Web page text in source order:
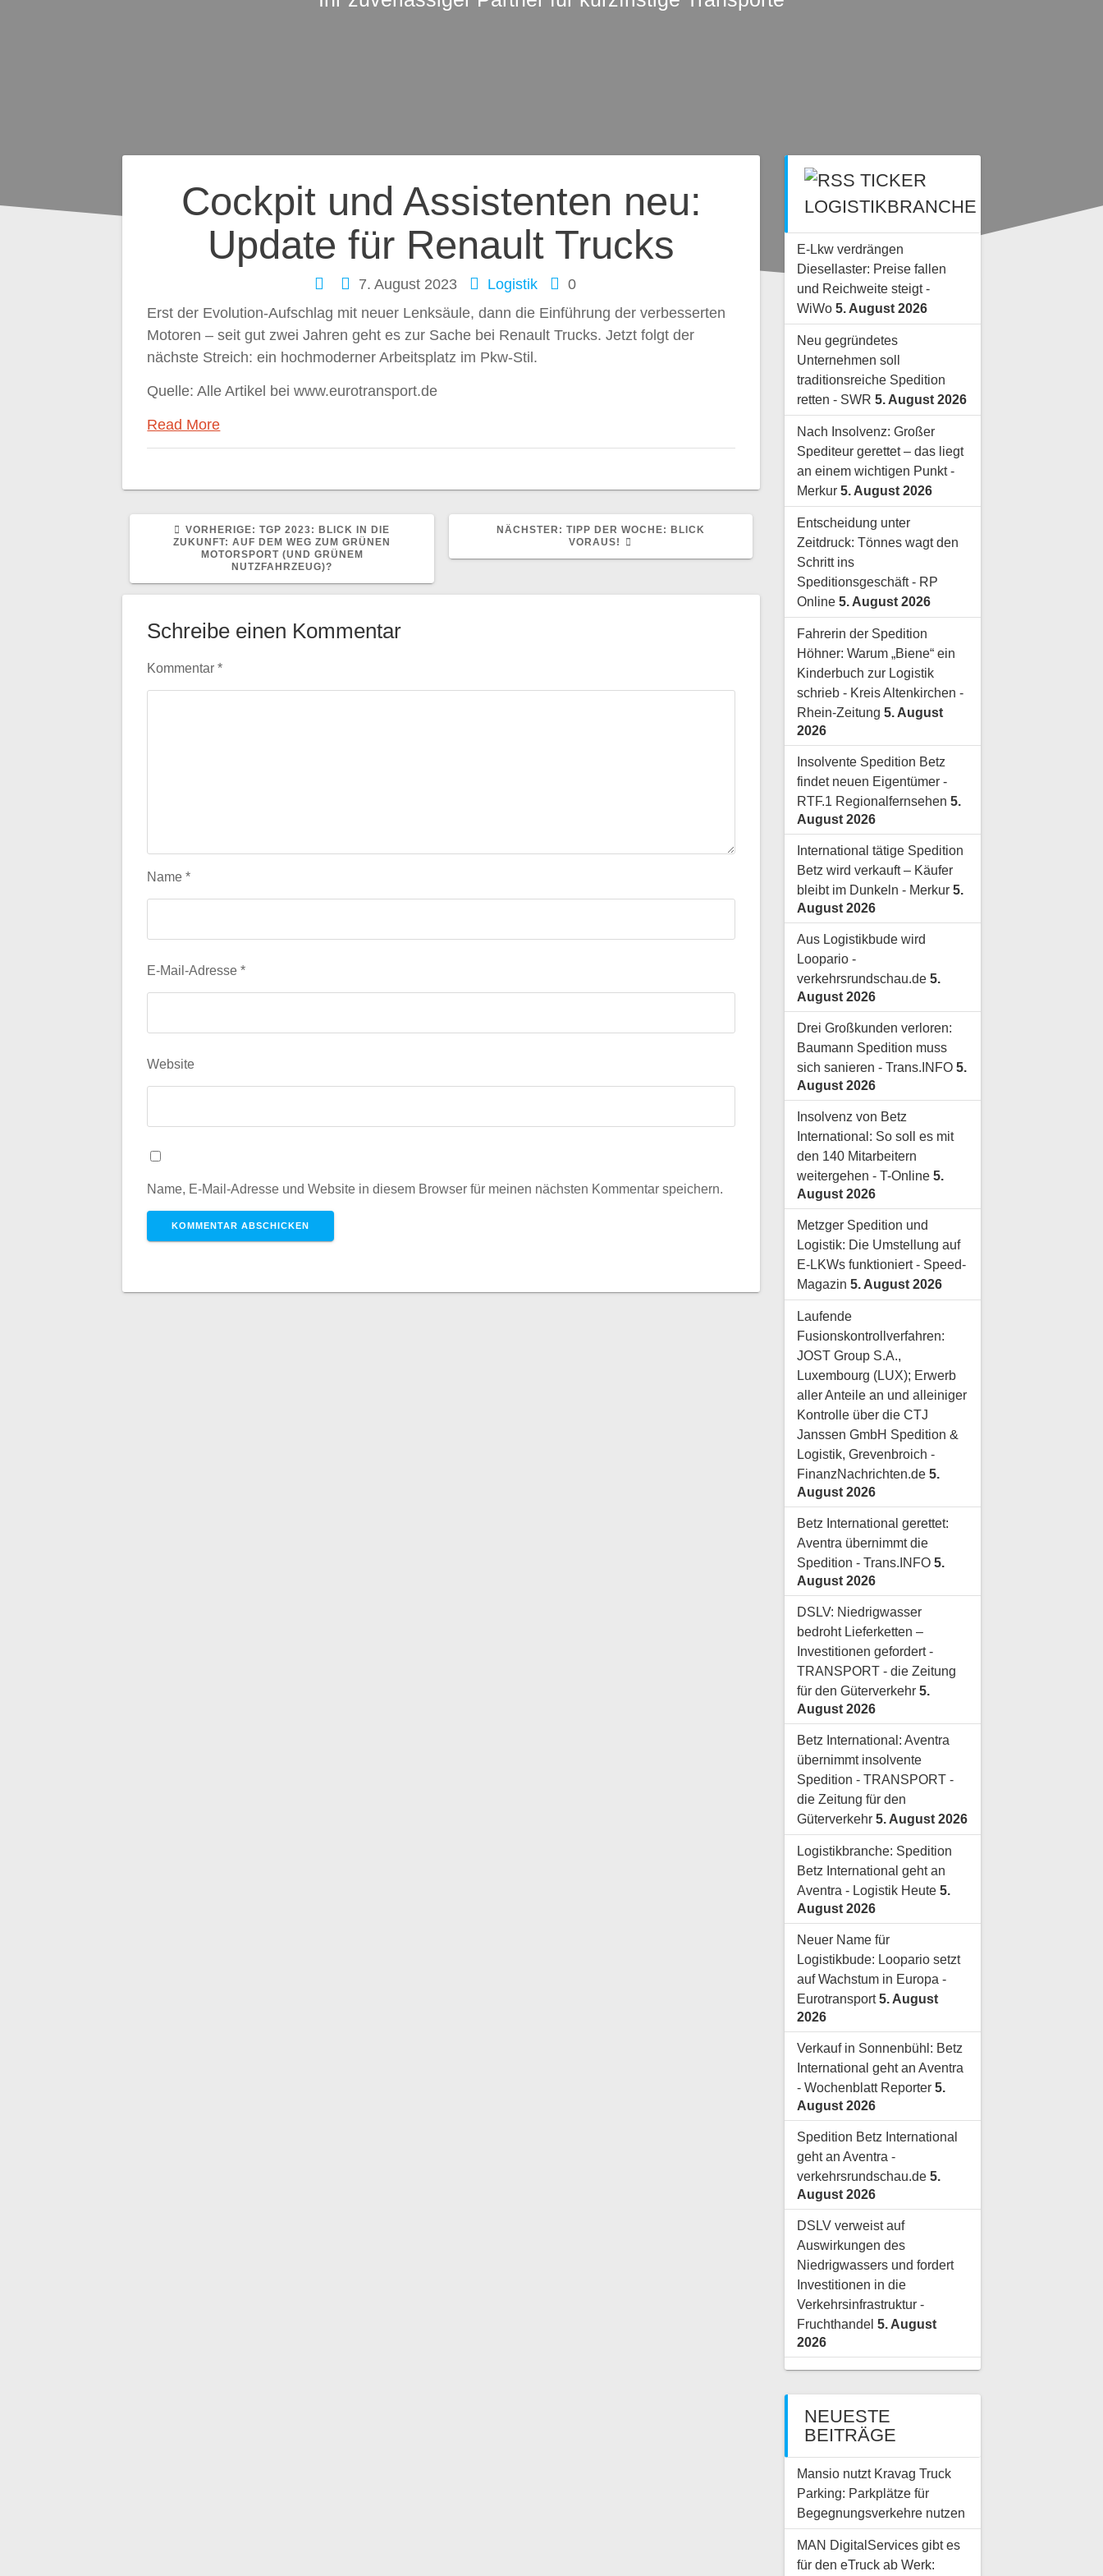
Cockpit und Assistenten neu:
Update für Renault Trucks
7. August 2023 Logistik
0
Erst der Evolution-Aufschlag mit neuer Lenksäule, dann die Einführung der verbesserten
Motoren – seit gut zwei Jahren geht es zur Sache bei Renault Trucks. Jetzt folgt der
nächste Streich: ein hochmoderner Arbeitsplatz im Pkw-Stil.
Quelle: Alle Artikel bei www.eurotransport.de
Read More
Beitragsnavigation
VORHERIGE: VORHERIGER
BEITRAG:
TGP 2023: BLICK IN DIE
ZUKUNFT: AUF DEM WEG ZUM GRÜNEN
MOTORSPORT (UND GRÜNEM
NUTZFAHRZEUG)?
NÄCHSTER: NÄCHSTER
BEITRAG:
TIPP DER WOCHE: BLICK
VORAUS!
Schreibe einen Kommentar
Kommentar*
Name*
E-Mail-Adresse*
Website
Name, E-Mail-Adresse und Website in diesem Browser für meinen nächsten Kommentar speichern.
TICKER
LOGISTIKBRANCHE
E-Lkw verdrängen
Diesellaster: Preise fallen
und Reichweite steigt -
WiWo 5. August 2026
Neu gegründetes
Unternehmen soll
traditionsreiche Spedition
retten - SWR 5. August 2026
Nach Insolvenz: Großer
Spediteur gerettet – das liegt
an einem wichtigen Punkt -
Merkur 5. August 2026
Entscheidung unter
Zeitdruck: Tönnes wagt den
Schritt ins
Speditionsgeschäft - RP
Online 5. August 2026
Fahrerin der Spedition
Höhner: Warum „Biene“ ein
Kinderbuch zur Logistik
schrieb - Kreis Altenkirchen -
Rhein-Zeitung 5. August
2026
Insolvente Spedition Betz
findet neuen Eigentümer -
RTF.1 Regionalfernsehen 5.
August 2026
International tätige Spedition
Betz wird verkauft – Käufer
bleibt im Dunkeln - Merkur 5.
August 2026
Aus Logistikbude wird
Loopario -
verkehrsrundschau.de 5.
August 2026
Drei Großkunden verloren:
Baumann Spedition muss
sich sanieren - Trans.INFO 5.
August 2026
Insolvenz von Betz
International: So soll es mit
den 140 Mitarbeitern
weitergehen - T-Online 5.
August 2026
Metzger Spedition und
Logistik: Die Umstellung auf
E-LKWs funktioniert - Speed-
Magazin 5. August 2026
Laufende
Fusionskontrollverfahren:
JOST Group S.A.,
Luxembourg (LUX); Erwerb
aller Anteile an und alleiniger
Kontrolle über die CTJ
Janssen GmbH Spedition &
Logistik, Grevenbroich -
FinanzNachrichten.de 5.
August 2026
Betz International gerettet:
Aventra übernimmt die
Spedition - Trans.INFO 5.
August 2026
DSLV: Niedrigwasser
bedroht Lieferketten –
Investitionen gefordert -
TRANSPORT - die Zeitung
für den Güterverkehr 5.
August 2026
Betz International: Aventra
übernimmt insolvente
Spedition - TRANSPORT -
die Zeitung für den
Güterverkehr 5. August 2026
Logistikbranche: Spedition
Betz International geht an
Aventra - Logistik Heute 5.
August 2026
Neuer Name für
Logistikbude: Loopario setzt
auf Wachstum in Europa -
Eurotransport 5. August
2026
Verkauf in Sonnenbühl: Betz
International geht an Aventra
- Wochenblatt Reporter 5.
August 2026
Spedition Betz International
geht an Aventra -
verkehrsrundschau.de 5.
August 2026
DSLV verweist auf
Auswirkungen des
Niedrigwassers und fordert
Investitionen in die
Verkehrsinfrastruktur -
Fruchthandel 5. August
2026
NEUESTE
BEITRÄGE
Mansio nutzt Kravag Truck
Parking: Parkplätze für
Begegnungsverkehre nutzen
MAN DigitalServices gibt es
für den eTruck ab Werk: